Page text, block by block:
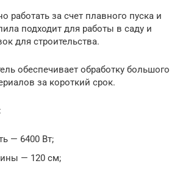
работать за счет плавного пуска и
подходит для работы в саду и
для строительства.
обеспечивает обработку большого
за короткий срок.
— 6400 Вт;
— 120 см;